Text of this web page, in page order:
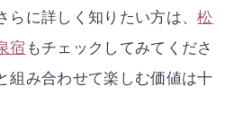
らに詳しく知りたい方は、松
宿 もチェックしてみてくださ
組み合わせて楽しむ価値は十